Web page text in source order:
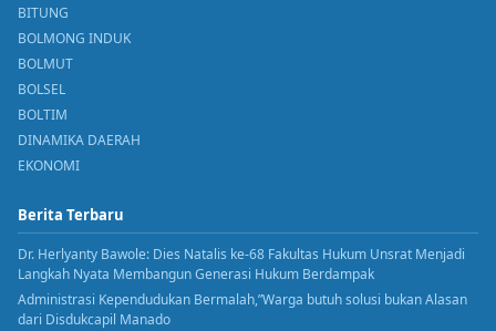
BITUNG
BOLMONG INDUK
BOLMUT
BOLSEL
BOLTIM
DINAMIKA DAERAH
EKONOMI
Berita Terbaru
Dr. Herlyanty Bawole: Dies Natalis ke-68 Fakultas Hukum Unsrat Menjadi
Langkah Nyata Membangun Generasi Hukum Berdampak
Administrasi Kependudukan Bermalah,”Warga butuh solusi bukan Alasan
dari Disdukcapil Manado